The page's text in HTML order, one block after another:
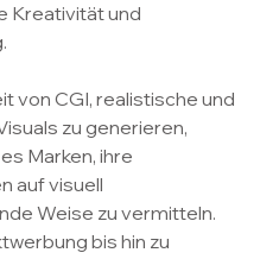
Kreativität und
von CGI, realistische und
zu generieren,
Marken, ihre
auf visuell
Weise zu vermitteln.
bis hin zu